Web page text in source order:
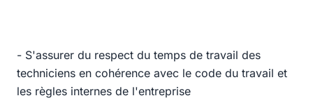
- S'assurer du respect du temps de travail des
techniciens en cohérence avec le code du travail et
les règles internes de l'entreprise